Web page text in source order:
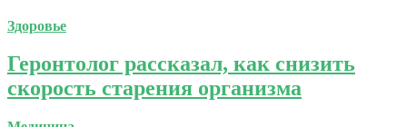
Здоровье
Геронтолог рассказал, как снизить
скорость старения организма